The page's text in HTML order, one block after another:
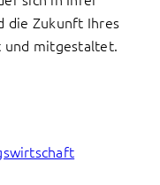
die Zukunft Ihres
und mitgestaltet.